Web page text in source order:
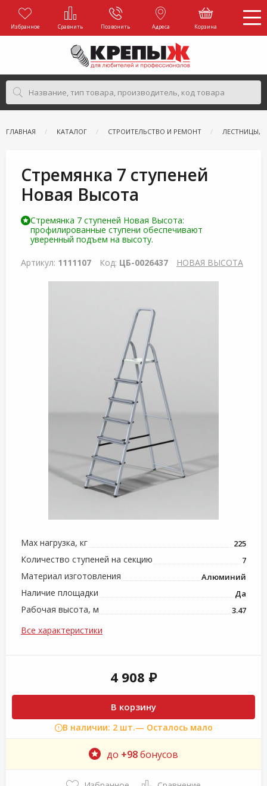
Избранное Сравнить Позвонить Адреса Корзина
ГЛАВНАЯ КАТАЛОГ СТРОИТЕЛЬСТВО И РЕМОНТ ЛЕСТНИЦЫ,
Стремянка 7 ступеней
Новая Высота
Стремянка 7 ступеней Новая Высота:
профилированные ступени обеспечивают
уверенный подъем на высоту.
Артикул: 1111107 Код: ЦБ-0026437 НОВАЯ ВЫСОТА
Max нагрузка, кг 225
Количество ступеней на секцию 7
Материал изготовления Алюминий
Наличие площадки Да
Рабочая высота, м 3.47
Все характеристики
4 908 ₽
В корзину
В наличии: 2 шт.— Осталось мало
до +98бонусов